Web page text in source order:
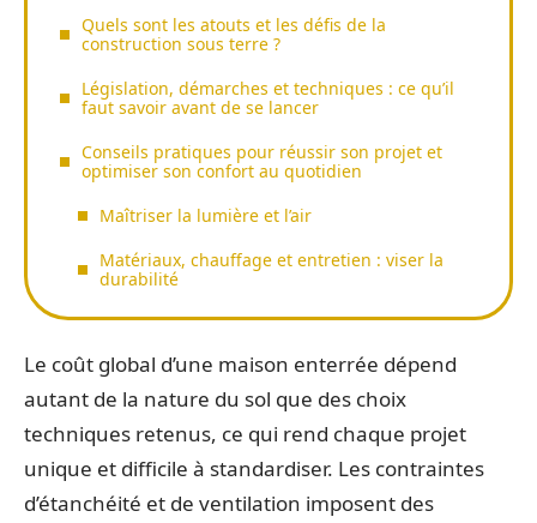
Quels sont les atouts et les défis de la
construction sous terre ?
Législation, démarches et techniques : ce qu’il
faut savoir avant de se lancer
Conseils pratiques pour réussir son projet et
optimiser son confort au quotidien
Maîtriser la lumière et l’air
Matériaux, chauffage et entretien : viser la
durabilité
Le coût global d’une maison enterrée dépend
autant de la nature du sol que des choix
techniques retenus, ce qui rend chaque projet
unique et difficile à standardiser. Les contraintes
d’étanchéité et de ventilation imposent des